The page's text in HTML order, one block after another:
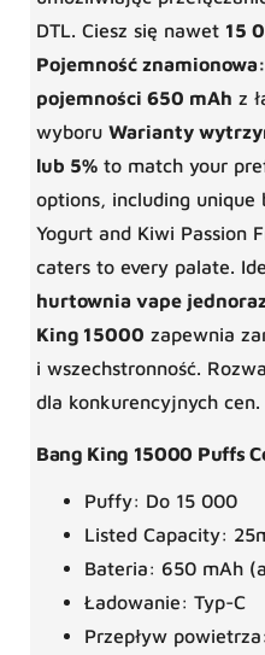
DTL. Ciesz się nawet 15
Pojemność
pojemności 650 mAh z
wyboru Warianty
lub 5% to match your
options, including unique
Yogurt and Kiwi Passion
caters to every palate.
hurtownia vape
King 15000 zapewnia
i wszechstronność.
dla konkurencyjnych cen.
Bang King 15000 Puffs
Puffy: Do 15 000
Listed Capacity:
Bateria: 650 mAh
Ładowanie: Typ-C
Przepływ